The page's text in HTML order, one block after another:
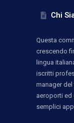
Chi
Questa
crescendo
lingua
iscritti
manager
aeroporti ed
semplici